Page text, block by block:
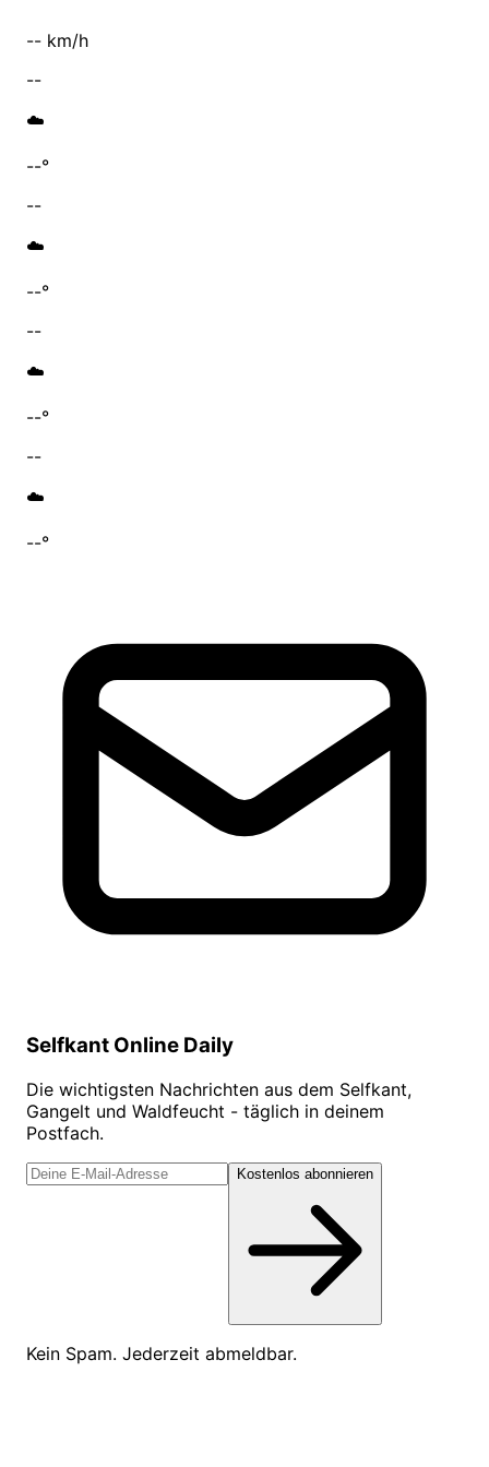
-- km/h
--
☁️
--°
--
☁️
--°
--
☁️
--°
--
☁️
--°
Selfkant Online Daily
Die wichtigsten Nachrichten aus dem Selfkant,
Gangelt und Waldfeucht - täglich in deinem
Postfach.
Kostenlos abonnieren
Kein Spam. Jederzeit abmeldbar.